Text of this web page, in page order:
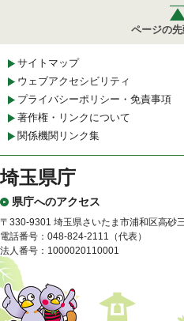
ページの
サイトマップ
ウェブアクセシビリティ
プライバシーポリシー・免責事項
著作権・リンクについて
関係機関リンク集
埼玉県庁
県庁へのアクセス
〒330-9301 埼玉県さいたま市浦和区高砂
電話番号：048-824-2111（代表）
法人番号：1000020110001